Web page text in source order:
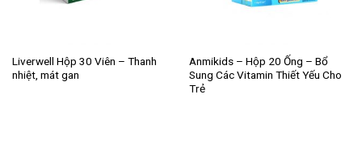
Liverwell Hộp 30 Viên – Thanh
nhiệt, mát gan
Anmikids – Hộp 20 Ống – Bổ
Sung Các Vitamin Thiết Yếu Cho
Trẻ